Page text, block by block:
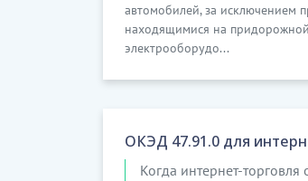
автомобилей, за исключением
находящимися на
электрооборудо...
ОКЭД 47.91.0 для
Когда интернет-